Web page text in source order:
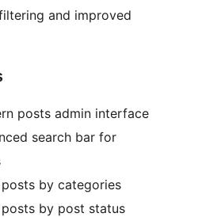
and improved
posts admin interface
search bar for
by categories
by post status